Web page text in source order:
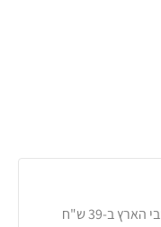
שליח עד הבית לכל רחבי הארץ ב-39 ש"ח